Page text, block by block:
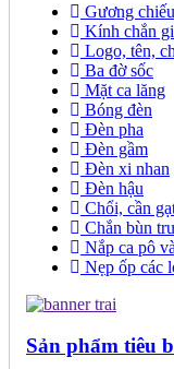
Gương
Kính chắn
Logo, tên,
Ba đờ sốc
Mặt ca lăng
Bóng đèn
Đèn pha
Đèn gầm
Đèn xi nhan
Đèn hậu
Chổi, cần
Chắn bùn
Nắp ca pô
Nẹp ốp các
Sản phẩm tiêu